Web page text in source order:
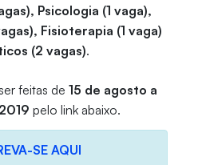
Psicologia (1 vaga),
Fisioterapia (1 vaga)
(2 vagas).
feitas de 15 de agosto a
pelo link abaixo.
SE AQUI